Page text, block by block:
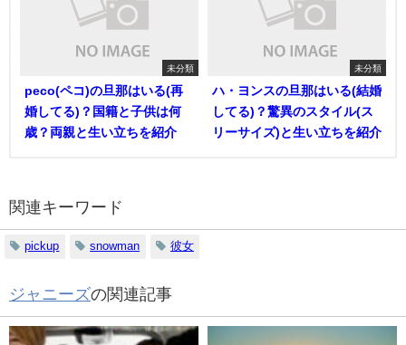
未分類
peco(ペコ)の旦那はいる(再
婚してる)？国籍と子供は何
歳？両親と生い立ちを紹介
未分類
ハ・ヨンスの旦那はいる(結婚
してる)？驚異のスタイル(ス
リーサイズ)と生い立ちを紹介
関連キーワード
pickup snowman 彼女
ジャニーズの関連記事